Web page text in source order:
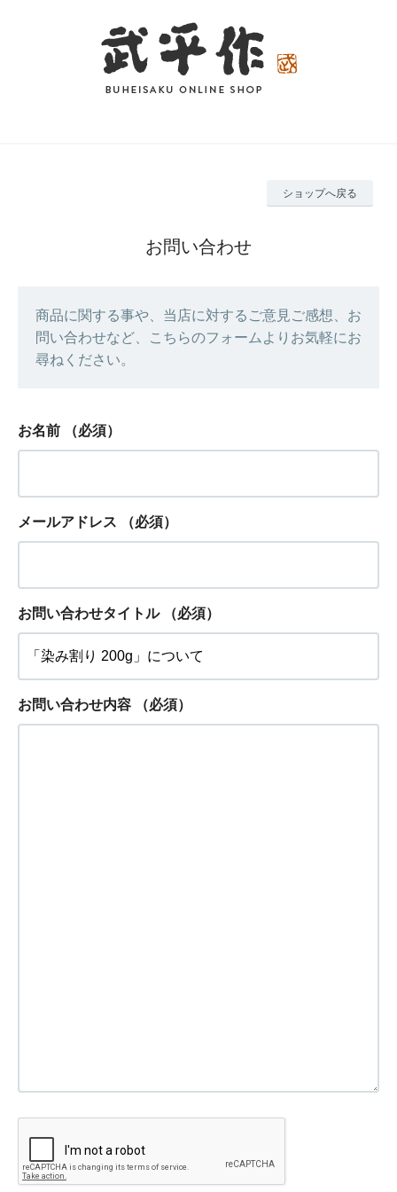
ショップへ戻る
お問い合わせ
商品に関する事や、当店に対するご意見ご感想、お
問い合わせなど、こちらのフォームよりお気軽にお
尋ねください。
お名前 （必須）
メールアドレス （必須）
お問い合わせタイトル （必須）
お問い合わせ内容 （必須）